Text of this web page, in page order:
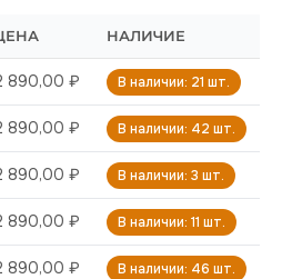
НАЛИЧИЕ
890,00 ₽ В наличии: 21 шт.
890,00 ₽ В наличии: 42 шт.
890,00 ₽ В наличии: 3 шт.
890,00 ₽ В наличии: 11 шт.
890,00 ₽ В наличии: 46 шт.